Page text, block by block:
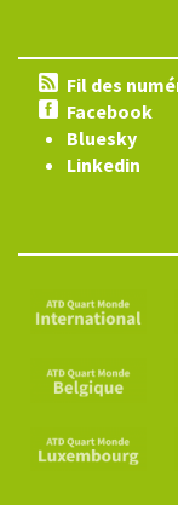
Fil des
Facebook
Bluesky
Linkedin